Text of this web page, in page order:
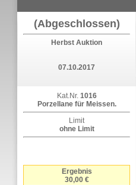
(Abgeschlossen)
Herbst Auktion
07.10.2017
Kat.Nr. 1016
Porzellane für Meissen.
Limit
ohne Limit
Ergebnis
30,00 €